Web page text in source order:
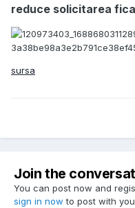
reduce solicitarea
sursa
Join the
You can post now and
sign in now to post with